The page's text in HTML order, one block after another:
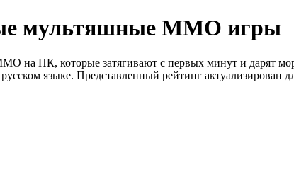
мультяшные MMO игры
на ПК, которые затягивают с первых минут и дарят
языке. Представленный рейтинг актуализирован